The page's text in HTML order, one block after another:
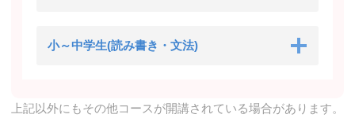
小～中学生(読み書き・文法)
上記以外にもその他コースが開講されている場合があります。